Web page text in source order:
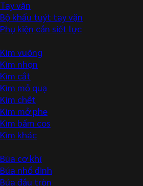
Tay vặn
Bộ khẩu tuýt tay vặn
Phụ kiện cần siết lực
Kìm vuông
Kìm nhọn
Kìm cắt
Kìm mỏ quạ
Kìm chết
Kìm mở phe
Kìm bấm cos
Kìm khác
Búa cơ khí
Búa nhổ đinh
Búa đầu tròn